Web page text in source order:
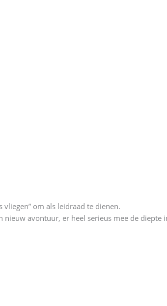
om als leidraad te dienen.
nieuw avontuur, er heel serieus mee de